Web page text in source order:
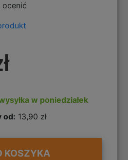
ocenić
w poniedziałek
od: 13,90 zł
KOSZYKA